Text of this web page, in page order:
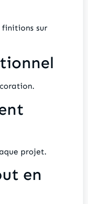
finitions sur
projet.
en